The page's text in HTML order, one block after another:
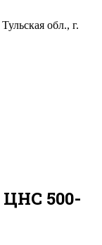
обл., г.
500-